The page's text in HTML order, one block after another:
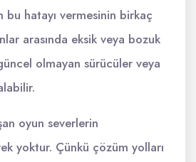
hatayı vermesinin birkaç
arasında eksik veya bozuk
olmayan sürücüler veya
oyun severlerin
yoktur. Çünkü çözüm yolları